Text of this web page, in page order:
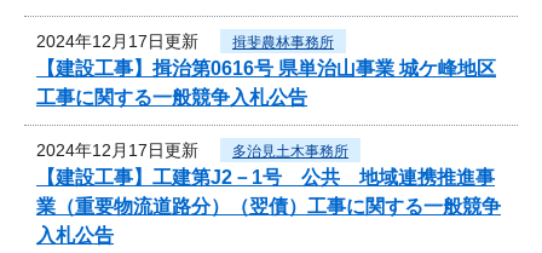
2024年12月17日更新 揖斐農林事務所
【建設工事】揖治第0616号 県単治山事業 城ケ峰地区
工事に関する一般競争入札公告
2024年12月17日更新 多治見土木事務所
【建設工事】工建第J2－1号 公共 地域連携推進事
業（重要物流道路分）（翌債）工事に関する一般競争
入札公告